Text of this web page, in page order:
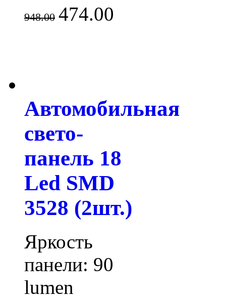
948.00 474.00
Автомобильная
свето-
панель 18
Led SMD
3528 (2шт.)
Яркость
панели: 90
lumen